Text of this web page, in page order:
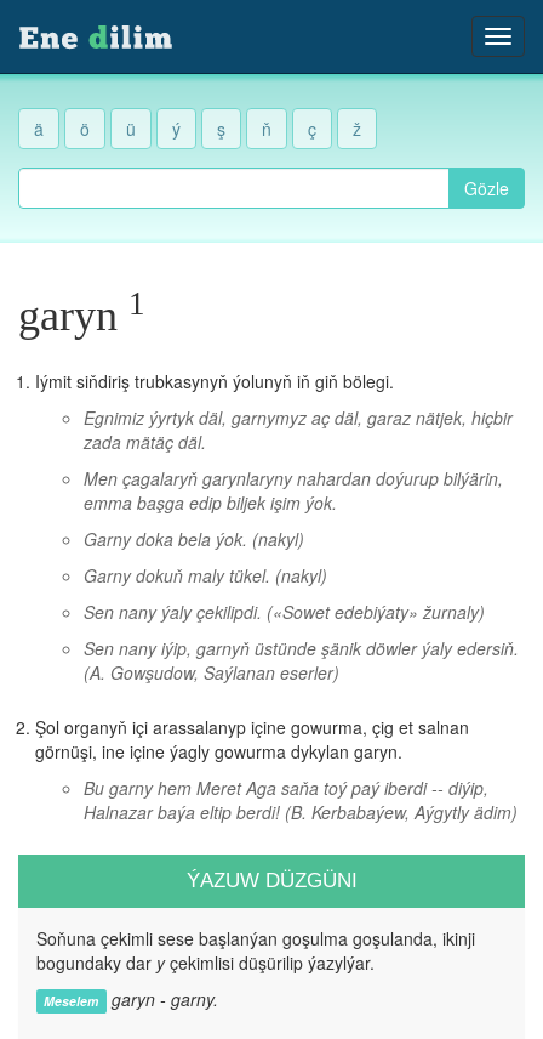
ä ö ü ý ş ň ç ž
Gözle
garyn 1
Iýmit siňdiriş trubkasynyň ýolunyň iň giň bölegi.
Egnimiz ýyrtyk däl, garnymyz aç däl, garaz nätjek, hiçbir
zada mätäç däl.
Men çagalaryň garynlaryny nahardan doýurup bilýärin,
emma başga edip biljek işim ýok.
Garny doka bela ýok. (nakyl)
Garny dokuň maly tükel. (nakyl)
Sen nany ýaly çekilipdi. («Sowet edebiýaty» žurnaly)
Sen nany iýip, garnyň üstünde şänik döwler ýaly edersiň.
(A. Gowşudow, Saýlanan eserler)
Şol organyň içi arassalanyp içine gowurma, çig et salnan
görnüşi, ine içine ýagly gowurma dykylan garyn.
Bu garny hem Meret Aga saňa toý paý iberdi -- diýip,
Halnazar baýa eltip berdi! (B. Kerbabaýew, Aýgytly ädim)
ÝAZUW DÜZGÜNI
Soňuna çekimli sese başlanýan goşulma goşulanda, ikinji
bogundaky dar yçekimlisi düşürilip ýazylýar.
Meselem garyn - garny.